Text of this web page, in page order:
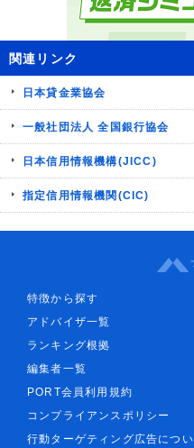
関連リンク
日本貸金業協会
一般社団法人 全国銀行協会
日本信用情報機構(JICC)
指定信用情報機関(CIC)
特徴から探す
アドバイザ一覧
ランキング根拠
編集者一覧
PORT会員利用規約
コンプライアンスポリシー
行動ターゲティング広告につい